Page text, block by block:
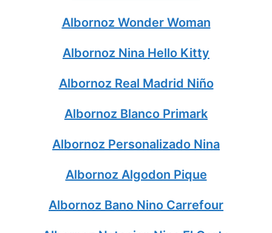
Albornoz Wonder Woman
Albornoz Nina Hello Kitty
Albornoz Real Madrid Niño
Albornoz Blanco Primark
Albornoz Personalizado Nina
Albornoz Algodon Pique
Albornoz Bano Nino Carrefour